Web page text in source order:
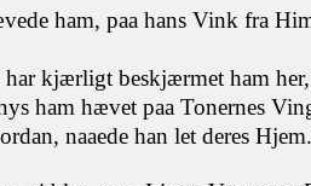
ham, paa hans Vink fra
har kjærligt beskjærmet ham her,
ham hævet paa Tonernes
naaede han let deres Hjem.